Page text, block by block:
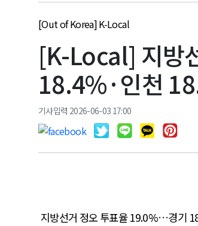
[Out of Korea] K-Local
[K-Local] 지방
18.4%·인천
기사입력 2026-06-03 17:00
지방선거 정오 투표율 19.0%…경기